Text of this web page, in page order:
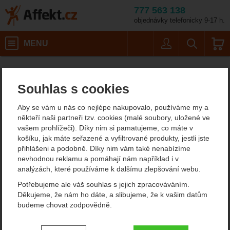
Souhlas s cookies
Aby se vám u nás co nejlépe nakupovalo, používáme my a
někteří naši partneři tzv. cookies (malé soubory, uložené ve
vašem prohlížeči). Díky nim si pamatujeme, co máte v
košíku, jak máte seřazené a vyfiltrované produkty, jestli jste
přihlášeni a podobně. Díky nim vám také nenabízíme
nevhodnou reklamu a pomáhají nám například i v
analýzách, které používáme k dalšímu zlepšování webu.
Potřebujeme ale váš souhlas s jejich zpracováváním.
Děkujeme, že nám ho dáte, a slibujeme, že k vašim datům
budeme chovat zodpovědně.
Nastavení souhlasů s kategoriemi
777 563 138
objednávky telefonicky 9-17 h.
MENU
Swix VG035 45 g
Swix VG035 45 g
Fotografie